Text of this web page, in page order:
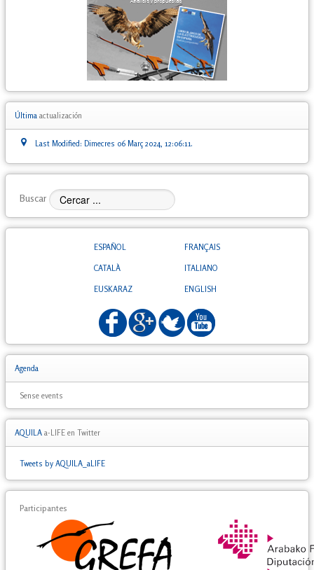
Última actualización
Last Modified: Dimecres 06 Març 2024, 12:06:11.
Buscar
ESPAÑOL
CATALÀ
EUSKARAZ
FRANÇAIS
ITALIANO
ENGLISH
Agenda
Sense events
AQUILA a-LIFE en Twitter
Tweets by AQUILA_aLIFE
Participantes